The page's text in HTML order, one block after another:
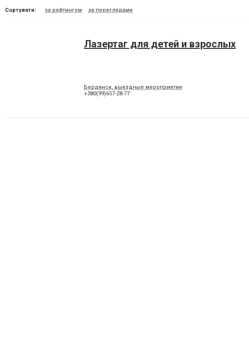
Сортувати: за рейтингом за переглядами
Лазертаг для детей и взрослых
Бердянск, выездные мероприятия
+380(99)657-28-77